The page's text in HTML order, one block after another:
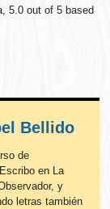
,5.0 out of5 based
Bellido
de
en La
y
letras también